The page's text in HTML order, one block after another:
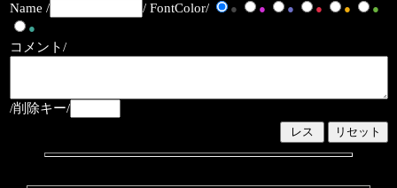
Name /
/ FontColor/ ● ● ● ● ●
●
●
コメント/
/削除キー/